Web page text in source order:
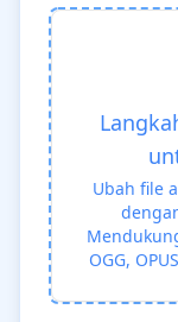
Ubah file
OGG,